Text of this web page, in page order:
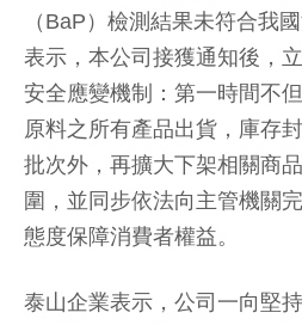
（BaP）檢測結果未符合我
表示，本公司接獲通知後，
安全應變機制：第一時間不
原料之所有產品出貨，庫存
批次外，再擴大下架相關商
圍，並同步依法向主管機關
態度保障消費者權益。
泰山企業表示，公司一向堅